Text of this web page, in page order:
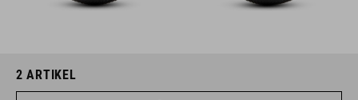
2 ARTIKEL